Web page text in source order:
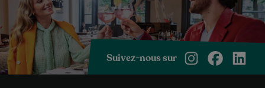
Suivez-nous sur